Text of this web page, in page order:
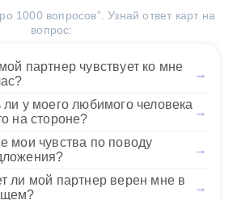
своих усилий и ощутить
прогресс в личных делах или
где ваши мечты
благодаря упорству и
необходимости следовать
своим мечтам, но не
аспекте ваших намерений.
Открытость к новому и
готовность учиться помогут
результатов. Эти
на баланс между духовными
реалиями
к гармонии в различных
1000 вопросов”. Узнай ответ карт на
вопрос:
партнер чувствует ко мне
→
ли у моего любимого человека
на стороне?
→
мои чувства по поводу
→
ли мой партнер верен мне в
→